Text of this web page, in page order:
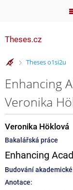
Theses.cz
>
Theses o1si2u
Enhancing
Veronika
Veronika Höklová
Bakalářská práce
Enhancing
Budování
Anotace: